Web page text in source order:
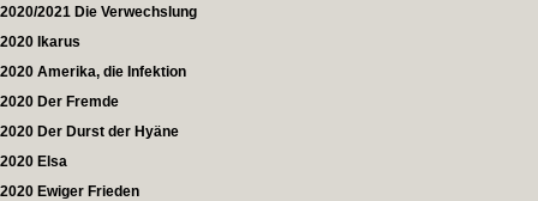
2020/2021 Die Verwechslung
2020 Ikarus
2020 Amerika, die Infektion
2020 Der Fremde
2020 Der Durst der Hyäne
2020 Elsa
2020 Ewiger Frieden